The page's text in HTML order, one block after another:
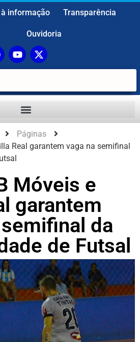
informação Transparência
Ouvidoria
Páginas
Real garantem vaga na semifinal
Móveis e
garantem
da
de Futsal